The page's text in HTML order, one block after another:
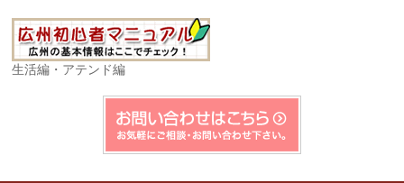
生活編・アテンド編